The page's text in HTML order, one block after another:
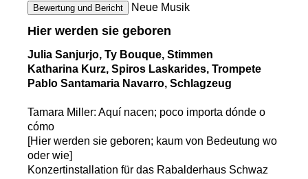
Bewertung und Bericht Neue Musik
Hier werden sie geboren
Julia Sanjurjo, Ty Bouque, Stimmen
Katharina Kurz, Spiros Laskarides, Trompete
Pablo Santamaria Navarro, Schlagzeug
Tamara Miller: Aquí nacen; poco importa dónde o
cómo
[Hier werden sie geboren; kaum von Bedeutung wo
oder wie]
Konzertinstallation für das Rabalderhaus Schwaz